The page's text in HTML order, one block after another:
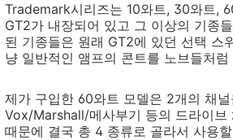
Trademark시리즈는 10와트, 30와트,
GT2가 내장되어 있고 그 이상의 기종
된 기종들은 원래 GT2에 있던 선택 스
냥 일반적인 앰프의 콘트를 노브들처
제가 구입한 60와트 모델은 2개의 채
Vox/Marshall/메사부기 등의 드라이브
때문에 결국 총 4 종류로 골라서 사용